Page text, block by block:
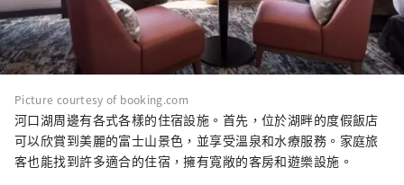
Picture courtesy of booking.com
河口湖周邊有各式各樣的住宿設施。首先，位於湖畔的度假飯店
可以欣賞到美麗的富士山景色，並享受溫泉和水療服務。家庭旅
客也能找到許多適合的住宿，擁有寬敞的客房和遊樂設施。